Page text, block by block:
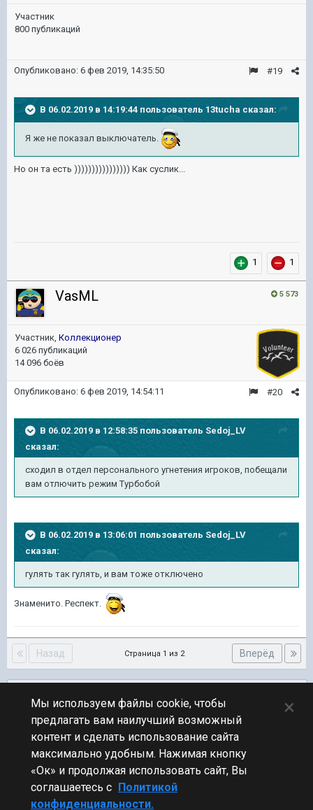
Участник
800 публикаций
#19
Опубликовано: 6 фев 2019, 14:35:50
В 06.02.2019 в 14:19:44 пользователь 13tucha сказал:
Я же не показал выключатель.
Но он та есть )))))))))))))))) Как суслик...
1 1
5 573
VasML
Участник, Коллекционер
6 026 публикаций
14 096 боёв
#20
Опубликовано: 6 фев 2019, 14:54:11
В 06.02.2019 в 12:58:35 пользователь Sedoj_LV
сказал:
сходил в отдел персонального угнетения игроков, побещали
вам отлючить режим Турбобой
В 06.02.2019 в 13:06:01 пользователь Sedoj_LV
сказал:
гулять так гулять, и вам тоже отключено
Знаменито. Респект.
Назад Вперёд
Страница 1 из 2
ПЕРЕЙТИ К СПИСКУ ТЕМ
Обсуждение Мира Кораблей
Стиль
Мы используем файлы cookie, чтобы
предлагать вам наилучший возможный
контент и сделать использование сайта
максимально удобным. Нажимая кнопку
«Ок» и продолжая использовать сайт, Вы
соглашаетесь с Политикой
конфиденциальности.
×